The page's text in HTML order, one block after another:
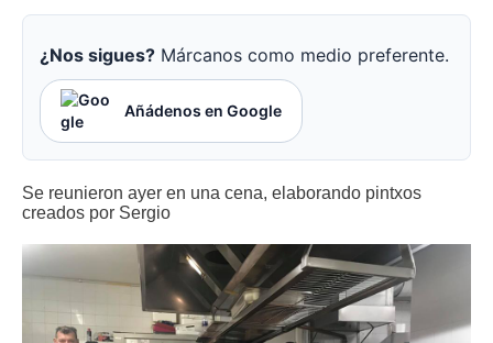
¿Nos sigues? Márcanos como medio preferente.
Añádenos en Google
Se reunieron ayer en una cena, elaborando pintxos
creados por Sergio